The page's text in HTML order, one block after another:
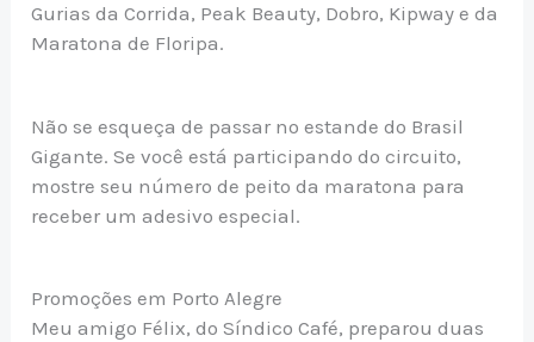
Gurias da Corrida, Peak Beauty, Dobro, Kipway e da
Maratona de Floripa.
Não se esqueça de passar no estande do Brasil
Gigante. Se você está participando do circuito,
mostre seu número de peito da maratona para
receber um adesivo especial.
Promoções em Porto Alegre
Meu amigo Félix, do Síndico Café, preparou duas